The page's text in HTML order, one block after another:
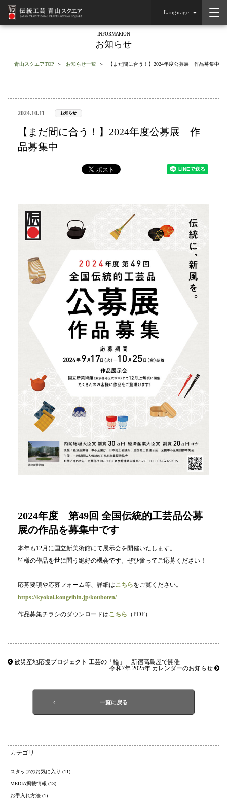
Language
INFORMARION
お知らせ
青山スクエアTOP お知らせ一覧 【まだ間に合う！】2024年度公募展 作品募集中
2024.10.11 お知らせ
【まだ間に合う！】2024年度公募展 作
品募集中
2024年度 第49回 全国伝統的工芸品公募
展の作品を募集中です
本年も12月に国立新美術館にて展示会を開催いたします。
皆様の作品を世に問う絶好の機会です。ぜひ奮ってご応募ください！
応募要項や応募フォーム等、詳細はこちらをご覧ください。
https://kyokai.kougeihin.jp/kouboten/
作品募集チラシのダウンロードはこちら （PDF）
被災産地応援プロジェクト 工芸の「輪」 新宿高島屋で開催
令和7年 2025年 カレンダーのお知らせ
一覧に戻る
カテゴリ
スタッフのお気に入り (11)
MEDIA掲載情報 (13)
お手入れ方法 (1)